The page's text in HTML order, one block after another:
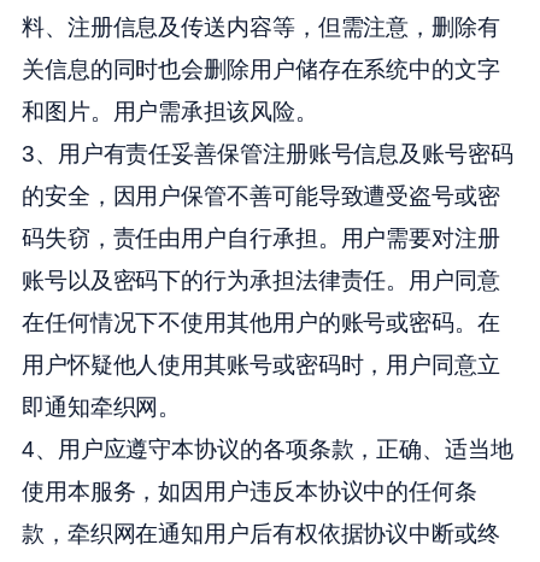
料、注册信息及传送内容等，但需注意，删除有
关信息的同时也会删除用户储存在系统中的文字
和图片。用户需承担该风险。
3、用户有责任妥善保管注册账号信息及账号密码
的安全，因用户保管不善可能导致遭受盗号或密
码失窃，责任由用户自行承担。用户需要对注册
账号以及密码下的行为承担法律责任。用户同意
在任何情况下不使用其他用户的账号或密码。在
用户怀疑他人使用其账号或密码时，用户同意立
即通知牵织网。
4、用户应遵守本协议的各项条款，正确、适当地
使用本服务，如因用户违反本协议中的任何条
款，牵织网在通知用户后有权依据协议中断或终